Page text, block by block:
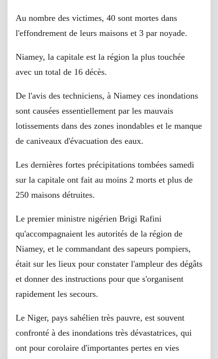
Au nombre des victimes, 40 sont mortes dans
l'effondrement de leurs maisons et 3 par noyade.
Niamey, la capitale est la région la plus touchée
avec un total de 16 décès.
De l'avis des techniciens, à Niamey ces inondations
sont causées essentiellement par les mauvais
lotissements dans des zones inondables et le manque
de caniveaux d'évacuation des eaux.
Les dernières fortes précipitations tombées samedi
sur la capitale ont fait au moins 2 morts et plus de
250 maisons détruites.
Le premier ministre nigérien Brigi Rafini
qu'accompagnaient les autorités de la région de
Niamey, et le commandant des sapeurs pompiers,
était sur les lieux pour constater l'ampleur des dégâts
et donner des instructions pour que s'organisent
rapidement les secours.
Le Niger, pays sahélien très pauvre, est souvent
confronté à des inondations très dévastatrices, qui
ont pour corolaire d'importantes pertes en vies